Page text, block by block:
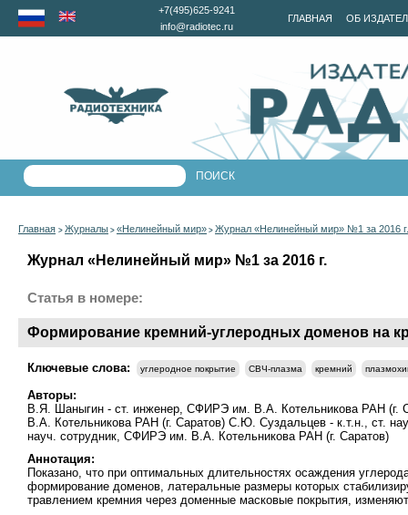
ГЛАВНАЯ ОБ
+7(495)625-9241
info@radiotec.ru
Главная > Журналы > «Нелинейный мир» > Журнал «Нелинейный мир» №1 за 2016 г.
Журнал «Нелинейный мир» №1 за 2016 г.
Статья в номере:
Формирование кремний-углеродных доменов на
Ключевые слова: углеродное покрытие СВЧ-плазма кремний
Авторы:
В.Я. Шаныгин - ст. инженер, СФИРЭ им. В.А. Котельникова РАН (г.
В.А. Котельникова РАН (г. Саратов) С.Ю. Суздальцев - к.т.н., ст.
науч. сотрудник, СФИРЭ им. В.А. Котельникова РАН (г. Саратов)
Аннотация:
Показано, что при оптимальных длительностях осаждения
формирование доменов, латеральные размеры которых
травлением кремния через доменные масковые покрытия,